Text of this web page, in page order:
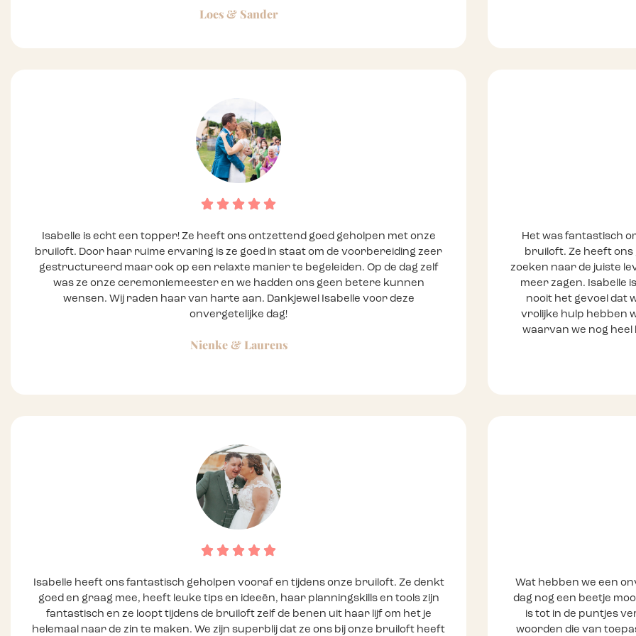
Loes & Sander
Isabelle is echt een topper! Ze heeft ons ontzettend goed geholpen met onze
bruiloft. Door haar ruime ervaring is ze goed in staat om de voorbereiding zeer
gestructureerd maar ook op een relaxte manier te begeleiden. Op de dag zelf
was ze onze ceremoniemeester en we hadden ons geen betere kunnen
wensen. Wij raden haar van harte aan. Dankjewel Isabelle voor deze
onvergetelijke dag!
Nienke & Laurens
Het was fantastisch
bruiloft. Ze heeft ons
zoeken naar de juiste
meer zagen. Isabelle
nooit het gevoel dat
vrolijke hulp hebben
waarvan we nog
Isabelle heeft ons fantastisch geholpen vooraf en tijdens onze bruiloft. Ze denkt
goed en graag mee, heeft leuke tips en ideeën, haar planningskills en tools zijn
fantastisch en ze loopt tijdens de bruiloft zelf de benen uit haar lijf om het je
helemaal naar de zin te maken. We zijn superblij dat ze ons bij onze bruiloft heeft
Wat hebben we een
dag nog een beetje
is tot in de puntjes
woorden die van